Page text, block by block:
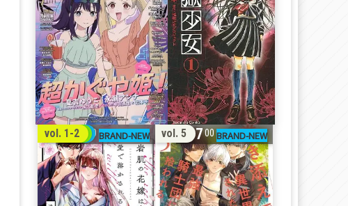
vol. 1-23200 vol. 5 1700